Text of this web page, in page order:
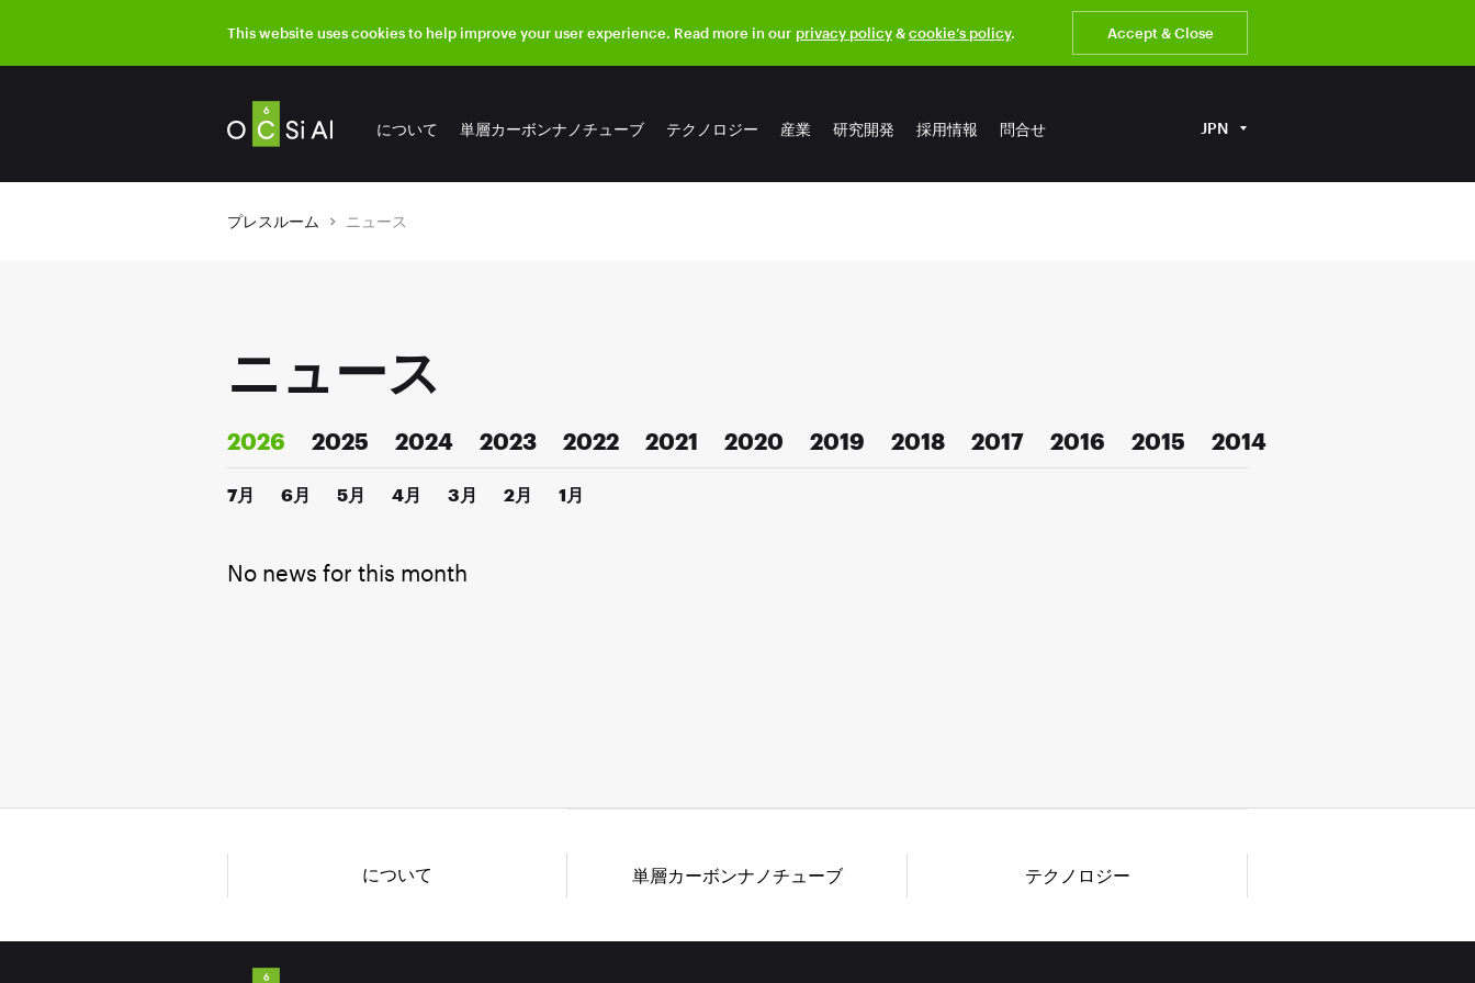
This website uses cookies to help improve your user experience. Read more in our privacy policy&cookie’s policy. Accept & Close
について 単層カーボンナノチューブ テクノロジー 産業 研究開発 採用情報 問合せ JPN
プレスルーム ニュース
ニュース
2026 2025 2024 2023 2022 2021 2020 2019 2018 2017 2016 2015 2014
7月 6月 5月 4月 3月 2月 1月
No news for this month
について 単層カーボンナノチューブ テクノロジー